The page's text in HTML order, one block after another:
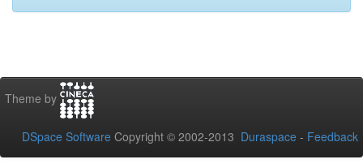
Theme by
DSpace Software Copyright © 2002-2013 Duraspace - Feedback